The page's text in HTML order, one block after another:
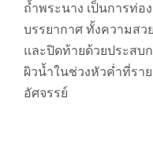
ถ้ำพระนาง เป็นการท่
บรรยากาศ ทั้งความส
และปิดท้ายด้วยประสบ
ผิวน้ำในช่วงหัวค่ำที่รา
อัศจรรย์